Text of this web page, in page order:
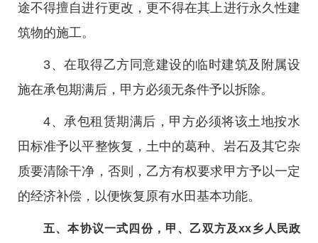
途不得擅自进行更改，更不得在其上进行永久性建
筑物的施工。
3、在取得乙方同意建设的临时建筑及附属设
施在承包期满后，甲方必须无条件予以拆除。
4、承包租赁期满后，甲方必须将该土地按水
田标准予以平整恢复，土中的葛种、岩石及其它杂
质要清除干净，否则，乙方有权要求甲方予以一定
的经济补偿，以便恢复原有水田基本功能。
五、本协议一式四份，甲、乙双方及xx乡人民政